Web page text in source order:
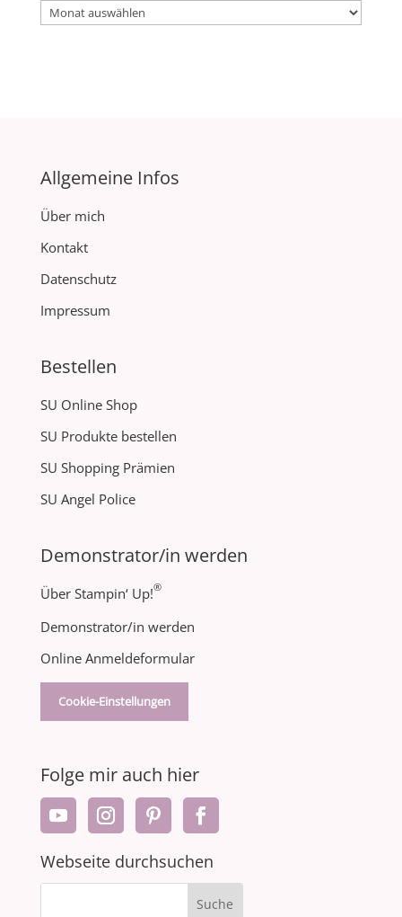
Archiv
Allgemeine Infos
Über mich
Kontakt
Datenschutz
Impressum
Bestellen
SU Online Shop
SU Produkte bestellen
SU Shopping Prämien
SU Angel Police
Demonstrator/in werden
Über Stampin‘ Up!®
Demonstrator/in werden
Online Anmeldeformular
Cookie-Einstellungen
Folge mir auch hier
Webseite durchsuchen